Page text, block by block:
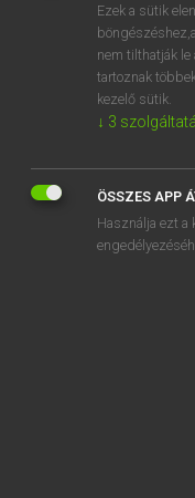
Lázár A. Péter, Varga
ANGOL−MAGYAR
Kapcsolódó anyagok
evenly
Ezek a sütik
nem tilthatják
tartoznak
kezelő sütik.
↓ 3
ÖSSZES APP
Használja ezt a